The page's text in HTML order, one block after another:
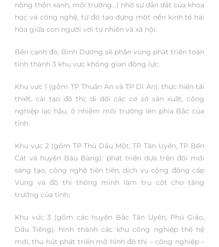
nông thôn xanh, môi trường…) nhờ sự dẫn dắt của khoa
học và công nghệ, từ đó tạo dựng một nền kinh tế hài
hòa giữa con người với tự nhiên và xã hội.
Bên cạnh đó, Bình Dương sẽ phân vùng phát triển toàn
tỉnh thành 3 khu vực không gian động lực.
Khu vực 1 (gồm TP Thuận An và TP Dĩ An): thực hiện tái
thiết, cải tạo đô thị; di dời các cơ sở sản xuất, công
nghiệp lạc hậu, ô nhiễm môi trường lên phía Bắc của
tỉnh.
Khu vực 2 (gồm TP Thủ Dầu Một, TP Tân Uyên, TP Bến
Cát và huyện Bàu Bàng): phát triển dựa trên đổi mới
sáng tạo, công nghệ tiên tiến, dịch vụ cộng đồng cấp
Vùng và đô thị thông minh làm trụ cột cho tăng
trưởng của tỉnh;
Khu vực 3 (gồm các huyện Bắc Tân Uyên, Phú Giáo,
Dầu Tiếng): hình thành các khu công nghiệp thế hệ
mới, thu hút phát triển mô hình đô thị – công nghiệp –